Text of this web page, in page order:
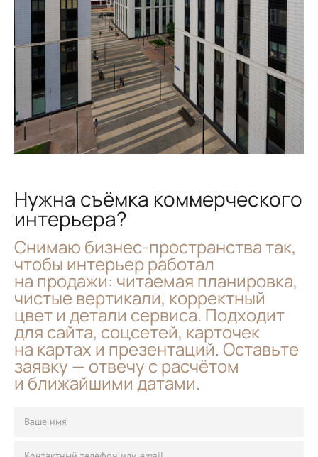
Нужна съёмка коммерческого
интерьера?
Снимаю бизнес-пространства так,
чтобы интерьер работал
на продажи: читаемая планировка,
чистые вертикали, корректный
цвет и детали сервиса. Подходит
для сайта, соцсетей, карточек
на картах и презентаций. Оставьте
заявку — отвечу с расчётом
и ближайшими датами.